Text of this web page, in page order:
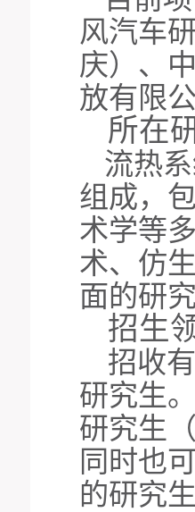
风汽车
庆）、
放有限
所在
流热
组成，
术学等
术、仿
面的研
招生
招收
研究生
研究生
同时也
的研究